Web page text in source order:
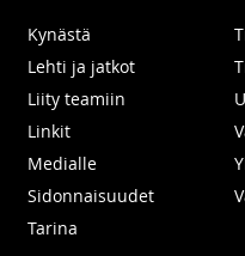
Kynästä
Lehti ja jatkot
Liity teamiin
Linkit
Medialle
Sidonnaisuudet
Tarina